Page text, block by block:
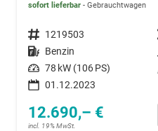
sofort lieferbar Gebrauchtwagen
Fahrzeugnummer 1219503
Kraftstoff Benzin
Leistung 78 kW (106 PS)
01.12.2023
12.690,– €
incl. 19% MwSt.